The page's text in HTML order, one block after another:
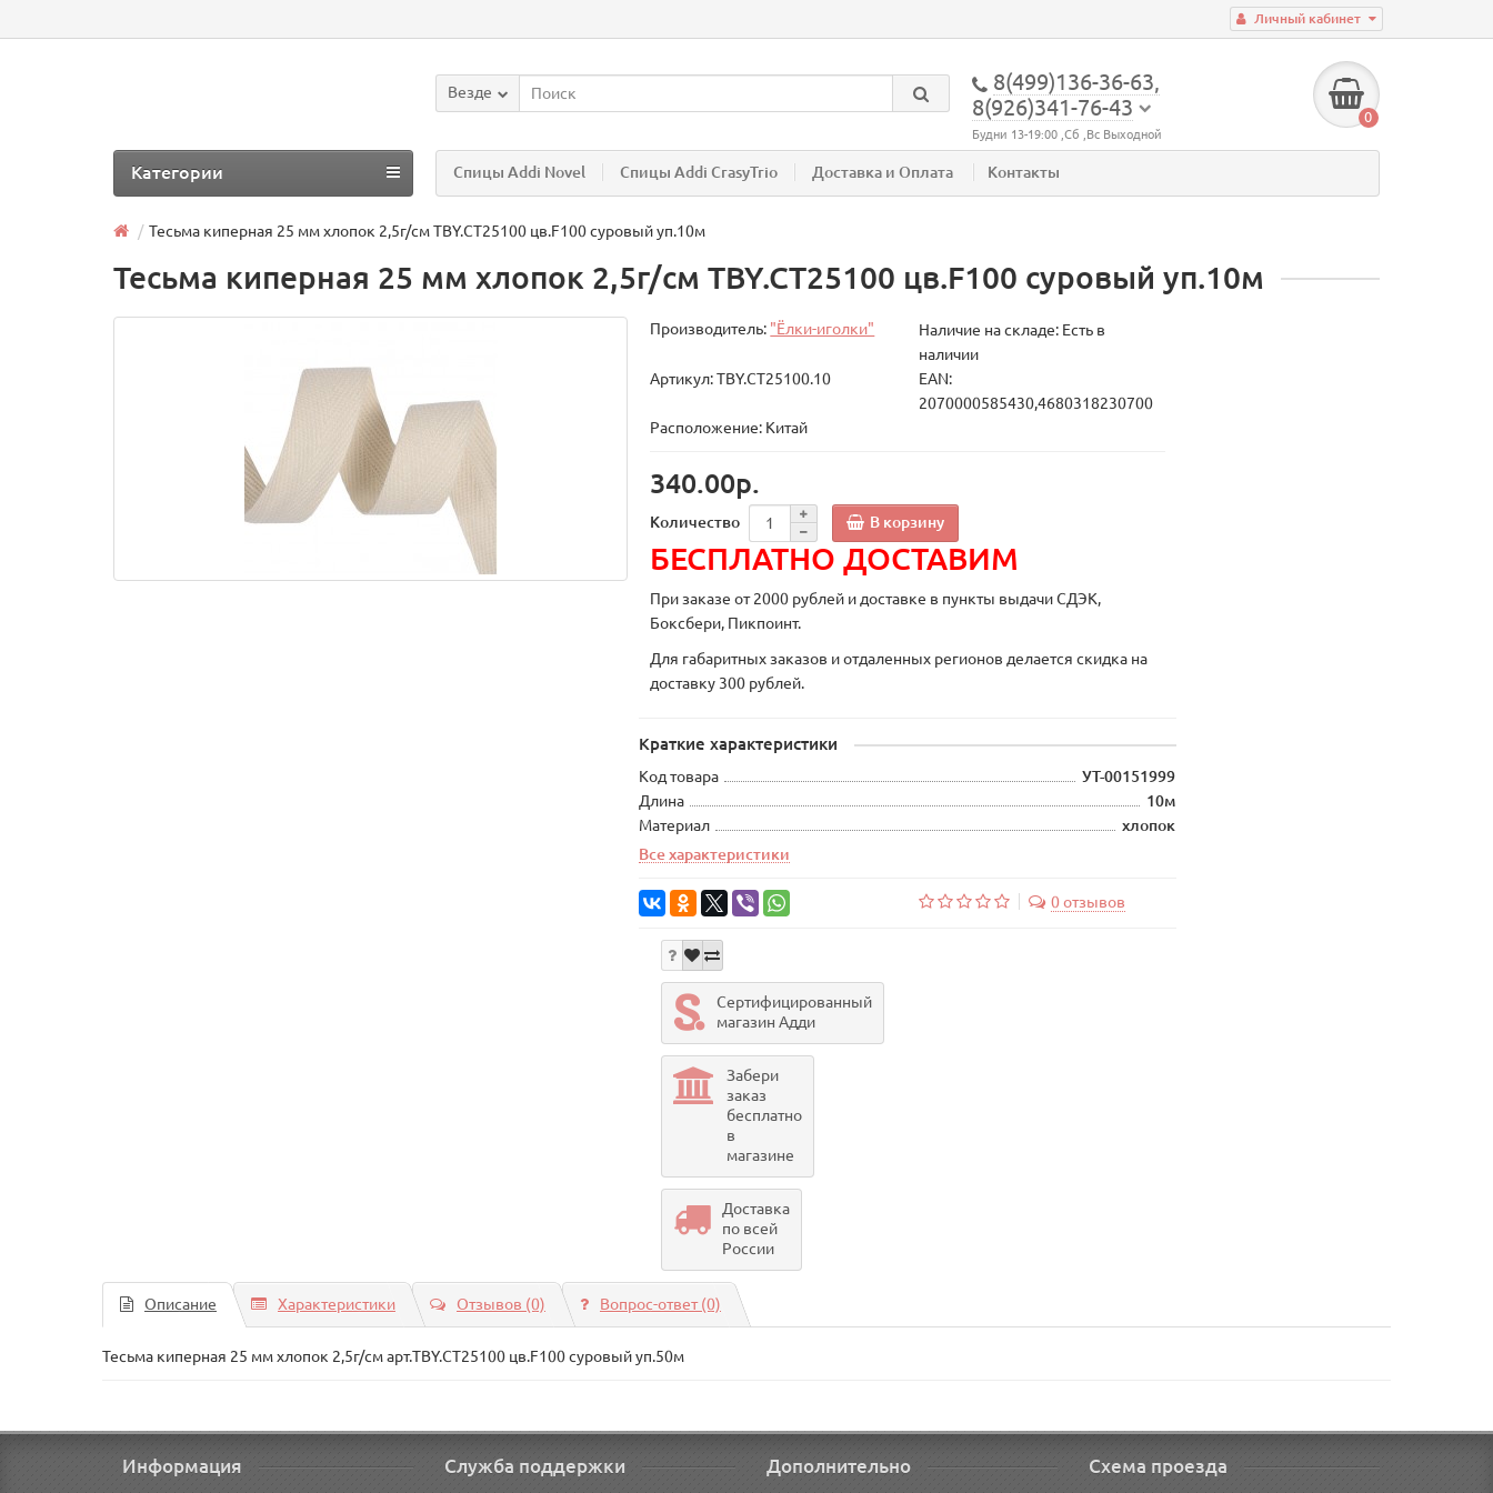
Личный кабинет
8(499)136-36-63,
8(926)341-76-43
Будни 13-19:00 ,Сб ,Вс Выходной
0
Везде
Спицы Addi Novel Спицы Addi CrasyTrio Доставка и Оплата Контакты
Категории
Тесьма киперная 25 мм хлопок 2,5г/см TBY.CT25100 цв.F100 суровый уп.10м
Тесьма киперная 25 мм хлопок 2,5г/см TBY.CT25100 цв.F100 суровый уп.10м
Производитель: "Ёлки-иголки"
Наличие на складе: Есть в
наличии
Артикул: TBY.CT25100.10
EAN:
2070000585430,4680318230700
Расположение: Китай
340.00р.
Количество В корзину
БЕСПЛАТНО ДОСТАВИМ
При заказе от 2000 рублей и доставке в пункты выдачи СДЭК,
Боксбери, Пикпоинт.
Для габаритных заказов и отдаленных регионов делается скидка на
доставку 300 рублей.
Краткие характеристики
Код товара
УТ-00151999
Длина
10м
Материал
хлопок
Все характеристики
0 отзывов
Сертифицированный
магазин Адди
Забери
заказ
бесплатно
в
магазине
Доставка
по всей
России
Описание Характеристики Отзывов (0) Вопрос-ответ(0)
Тесьма киперная 25 мм хлопок 2,5г/см арт.TBY.CT25100 цв.F100 суровый уп.50м
Информация Служба поддержки Дополнительно Схема проезда